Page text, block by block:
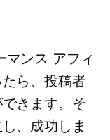
マンス アフィ
ら、投稿者
きます。そ
、成功しま